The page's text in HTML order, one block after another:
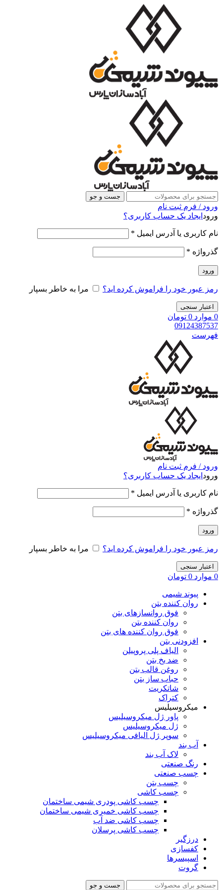
جست و جو
ورود / فرم ثبت نام
ورود ایجاد یک حساب کاربری؟
نام کاربری یا آدرس ایمیل *
گذرواژه *
ورود
رمز عبور خود را فراموش کرده اید؟ مرا به خاطر بسپار
اعتبار سنجی
0 موارد 0 تومان
09124387537
فهرست
ورود / فرم ثبت نام
ورود ایجاد یک حساب کاربری؟
نام کاربری یا آدرس ایمیل *
گذرواژه *
ورود
رمز عبور خود را فراموش کرده اید؟ مرا به خاطر بسپار
اعتبار سنجی
0 موارد 0 تومان
پیوند شیمی
روان کننده بتن
فوق روانسازهای بتن
روان کننده بتن
فوق روان کننده های بتن
افزودنی بتن
الیاف پلی پروپیلن
ضد یخ بتن
روغن قالب بتن
حباب ساز بتن
شاتکریت
کتراک
میکروسیلیس
پاور ژل میکروسیلیس
ژل میکروسیلیس
سوپر ژل الیافی میکروسیلیس
آب بند
لاک آب بند
رنگ صنعتی
چسب صنعتی
چسب بتن
چسب کاشی
چسب کاشی پودری شیمی ساختمان
چسب کاشی خمیری شیمی ساختمان
چسب کاشی ضد آب
چسب کاشی پرسلان
درزگیر
کفسازی
اسپیسرها
گروت
جست و جو